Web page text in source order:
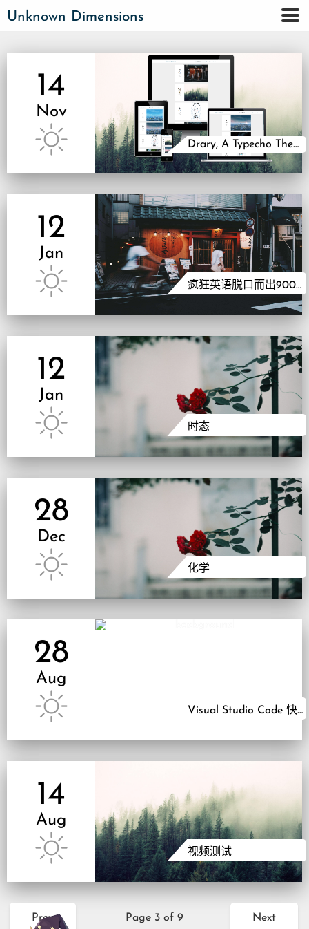
Unknown Dimensions
Drary, A Typecho Theme
14
Nov
疯狂英语脱口而出900句（一）
12
Jan
时态
12
Jan
化学
28
Dec
Visual Studio Code 快捷键
28
Aug
视频测试
14
Aug
Prev Page 3 of 9 Next